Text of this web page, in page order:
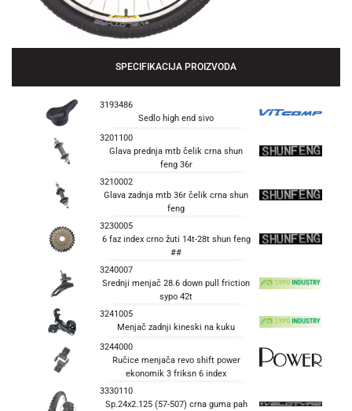
SPECIFIKACIJA PROIZVODA
3193486
Sedlo high end sivo
3201100
Glava prednja mtb čelik crna shun
feng 36r
3210002
Glava zadnja mtb 36r čelik crna shun
feng
3230005
6 faz index crno žuti 14t-28t shun feng
##
3240007
Srednji menjač 28.6 down pull friction
sypo 42t
3241005
Menjač zadnji kineski na kuku
3244000
Ručice menjača revo shift power
ekonomik 3 friksn 6 index
3330110
Sp.24x2.125 (57-507) crna guma pah